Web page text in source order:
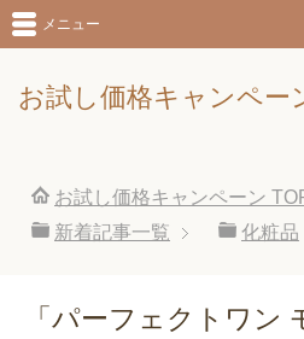
お試し価格キャンペー
メニュー
お試し価格キャンペーン
新着記事一覧
化粧品
「パーフェクトワン